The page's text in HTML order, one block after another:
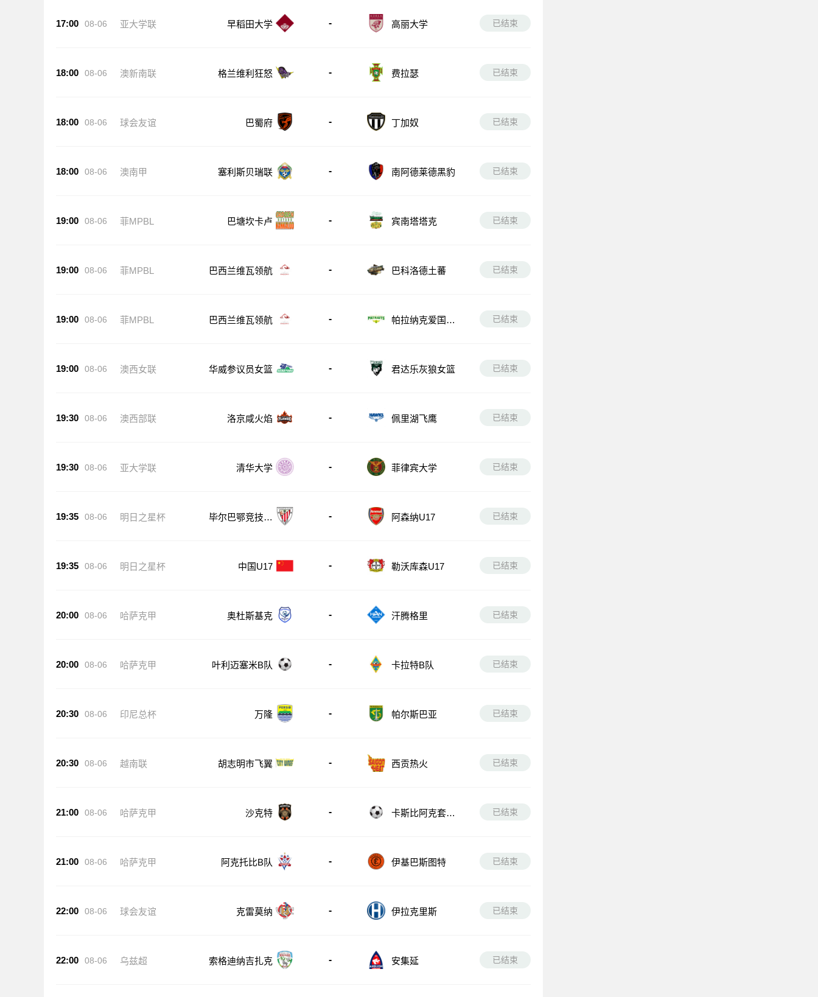
17:00 08-06 亚大学联 早稻田大学 - 高丽大学 已结束
18:00 08-06 澳新南联 格兰维利狂怒 - 费拉瑟 已结束
18:00 08-06 球会友谊 巴蜀府 - 丁加奴 已结束
18:00 08-06 澳南甲 塞利斯贝瑞联 - 南阿德莱德黑豹 已结束
19:00 08-06 菲MPBL 巴塘坎卡卢 - 宾南塔塔克 已结束
19:00 08-06 菲MPBL 巴西兰维瓦领航 - 巴科洛德土蕃 已结束
19:00 08-06 菲MPBL 巴西兰维瓦领航 -
帕拉纳克爱国者
已结束
19:00 08-06 澳西女联 华威参议员女篮 - 君达乐灰狼女篮 已结束
19:30 08-06 澳西部联 洛京咸火焰 - 佩里湖飞鹰 已结束
19:30 08-06 亚大学联 清华大学 - 菲律宾大学 已结束
19:35 08-06 明日之星杯
毕尔巴鄂竞技U
- 阿森纳U17 已结束
19:35 08-06 明日之星杯 中国U17 - 勒沃库森U17 已结束
20:00 08-06 哈萨克甲 奥杜斯基克 - 汗腾格里 已结束
20:00 08-06 哈萨克甲 叶利迈塞米B队 - 卡拉特B队 已结束
20:30 08-06 印尼总杯 万隆 - 帕尔斯巴亚 已结束
20:30 08-06 越南联 胡志明市飞翼 - 西贡热火 已结束
21:00 08-06 哈萨克甲 沙克特 -
卡斯比阿克套B
已结束
21:00 08-06 哈萨克甲 阿克托比B队 - 伊基巴斯图特 已结束
22:00 08-06 球会友谊 克雷莫纳 - 伊拉克里斯 已结束
22:00 08-06 乌兹超 索格迪纳吉扎克 - 安集延 已结束